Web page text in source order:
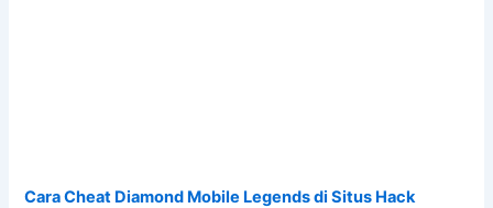
Cara Cheat Diamond Mobile Legends di Situs Hack